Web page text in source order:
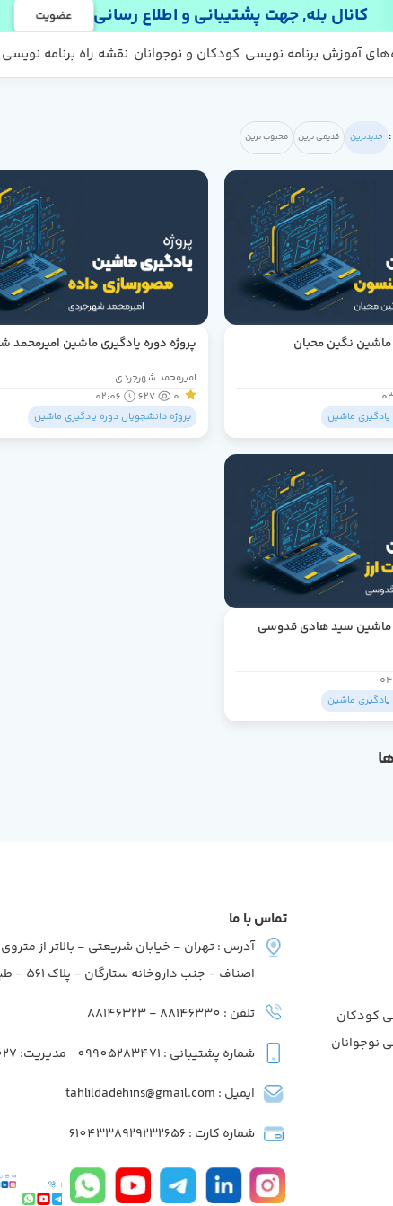
کانال بله, جهت پشتیبانی و اطلاع رسانی عضویت
آموزش برنامه نویسی ها
رایگان کودکان و نوجوانان نقشه راه برنامه نویسی
جدیدترین قدیمی ترین محبوب ترین
ماشین نگین محبان
یادگیری ماشین
پروژه دوره یادگیری ماشین امیرمحمد
امیرمحمد شهرجردی
0
627
02:06
پروژه دانشجویان دوره یادگیری ماشین
ماشین سید هادی قدوسی
یادگیری ماشین
کودکان
نوجوانان
تماس با ما
آدرس : تهران - خیابان شریعتی - بالاتر از
اصناف - جنب داروخانه ستارگان - پلاک 561 - طبقه2 - واحد7
تلفن : 88146330 - 88146323
شماره پشتیبانی : 09905283471 مدیریت: 09039737027
ایمیل : tahlildadehins@gmail.com
شماره کارت : 6104338929232656